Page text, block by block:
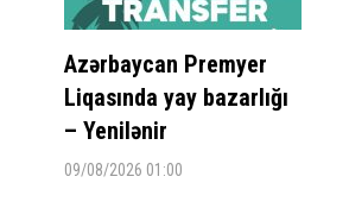
Azərbaycan Premyer
Liqasında yay bazarlığı
– Yenilənir
09/08/2026 01:00